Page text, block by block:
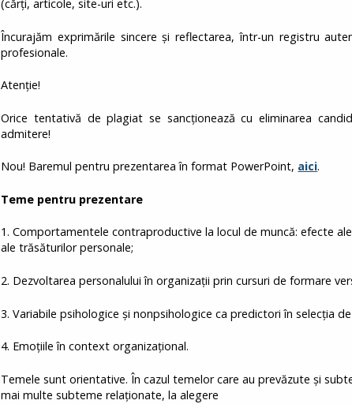
(cărţi, articole, site-uri etc.).
Încurajăm exprimările sincere și reflectarea, într-un registru
profesionale.
Atenție!
Orice tentativă de plagiat se sancţionează cu eliminarea
admitere!
Nou! Baremul pentru prezentarea în format PowerPoint, aici.
Teme pentru prezentare
1. Comportamentele contraproductive la locul de muncă: efecte
ale trăsăturilor personale;
2. Dezvoltarea personalului în organizații prin cursuri de formare
3. Variabile psihologice și nonpsihologice ca predictori în selecția
4. Emoțiile în context organizațional.
Temele sunt orientative. În cazul temelor care au prevăzute și
mai multe subteme relaționate, la alegere